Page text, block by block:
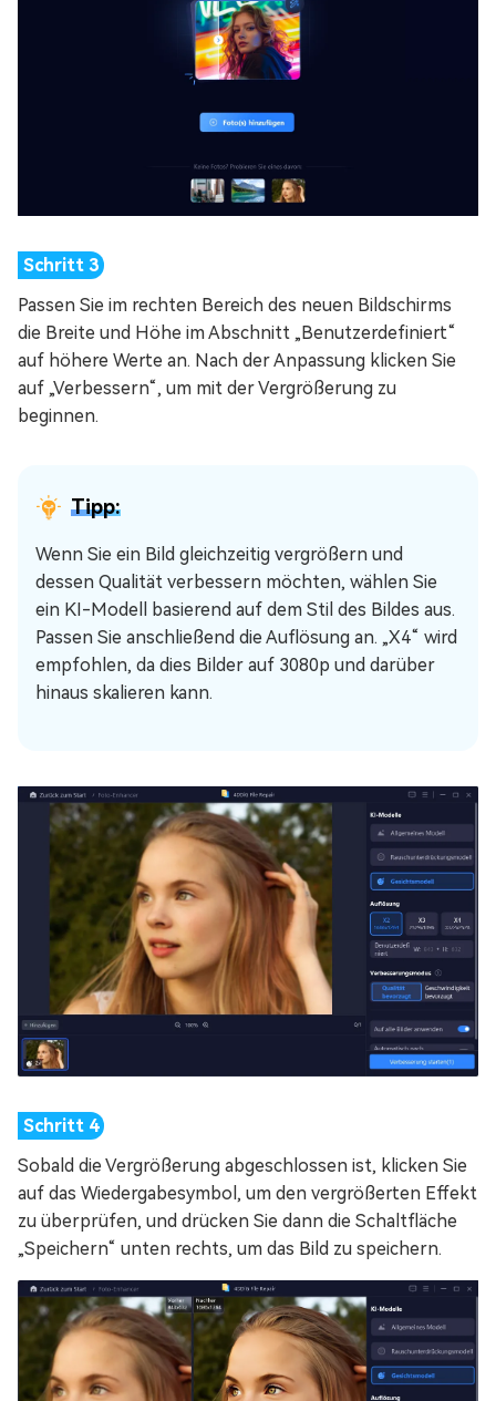
Passen Sie im rechten Bereich des neuen Bildschirms
die Breite und Höhe im Abschnitt „Benutzerdefiniert“
auf höhere Werte an. Nach der Anpassung klicken Sie
auf „Verbessern“, um mit der Vergrößerung zu
beginnen.
Tipp:
Wenn Sie ein Bild gleichzeitig vergrößern und
dessen Qualität verbessern möchten, wählen Sie
ein KI-Modell basierend auf dem Stil des Bildes aus.
Passen Sie anschließend die Auflösung an. „X4“ wird
empfohlen, da dies Bilder auf 3080p und darüber
hinaus skalieren kann.
Sobald die Vergrößerung abgeschlossen ist, klicken Sie
auf das Wiedergabesymbol, um den vergrößerten Effekt
zu überprüfen, und drücken Sie dann die Schaltfläche
„Speichern“ unten rechts, um das Bild zu speichern.